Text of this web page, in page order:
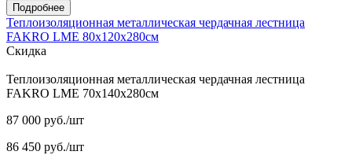
Подробнее
Теплоизоляционная металлическая чердачная лестница
FAKRO LME 80х120х280см
Скидка
Теплоизоляционная металлическая чердачная лестница
FAKRO LME 70х140х280см
87 000 руб./шт
86 450 руб./шт